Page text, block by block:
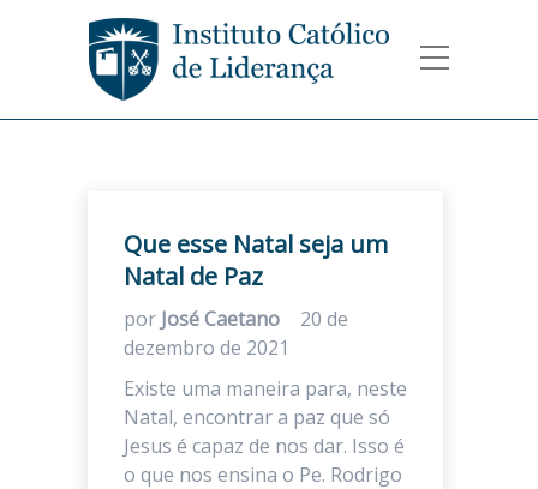
Que esse Natal seja um
Natal de Paz
por José Caetano
20 de
dezembro de 2021
Existe uma maneira para, neste
Natal, encontrar a paz que só
Jesus é capaz de nos dar. Isso é
o que nos ensina o Pe. Rodrigo